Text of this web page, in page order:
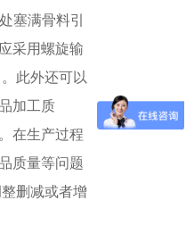
塞满骨料引
采用螺旋输
此外还可以
加工质
在生产过程
质量等问题
删减或者增